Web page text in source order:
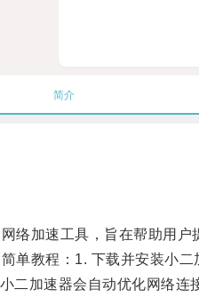
简介
加速工具，旨在帮助用户
教程：1. 下载并安装小二
二加速器会自动优化网络